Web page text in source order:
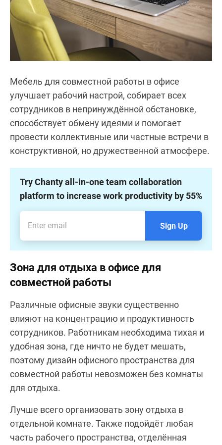
Мебель для совместной работы в офисе
улучшает рабочий настрой, собирает всех
сотрудников в непринуждённой обстановке,
способствует обмену идеями и помогает
провести коллективные или частные встречи в
конструктивной, но дружественной атмосфере.
Try Chanty all-in-one team collaboration
platform to increase work productivity by 55%
Sign Up
Зона для отдыха в офисе для
совместной работы
Различные офисные звуки существенно
влияют на концентрацию и продуктивность
сотрудников. Работникам необходима тихая и
удобная зона, где ничто не будет мешать,
поэтому дизайн офисного пространства для
совместной работы невозможен без комнаты
для отдыха.
Лучше всего организовать зону отдыха в
отдельной комнате. Также подойдёт любая
часть рабочего пространства, отделённая